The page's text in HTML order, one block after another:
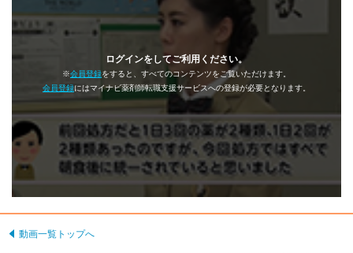
ログインをしてご利用ください。
※会員登録をすると、すべてのコンテンツをご覧いただけます。
会員登録にはマイナビ薬剤師転職支援サービスへの登録が必要となります。
動画一覧トップへ